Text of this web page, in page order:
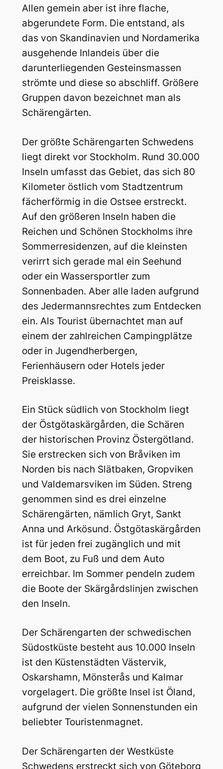
Allen gemein aber ist ihre flache,
abgerundete Form. Die entstand, als
das von Skandinavien und Nordamerika
ausgehende Inlandeis über die
darunterliegenden Gesteinsmassen
strömte und diese so abschliff. Größere
Gruppen davon bezeichnet man als
Schärengärten.
Der größte Schärengarten Schwedens
liegt direkt vor Stockholm. Rund 30.000
Inseln umfasst das Gebiet, das sich 80
Kilometer östlich vom Stadtzentrum
fächerförmig in die Ostsee erstreckt.
Auf den größeren Inseln haben die
Reichen und Schönen Stockholms ihre
Sommerresidenzen, auf die kleinsten
verirrt sich gerade mal ein Seehund
oder ein Wassersportler zum
Sonnenbaden. Aber alle laden aufgrund
des Jedermannsrechtes zum Entdecken
ein. Als Tourist übernachtet man auf
einem der zahlreichen Campingplätze
oder in Jugendherbergen,
Ferienhäusern oder Hotels jeder
Preisklasse.
Ein Stück südlich von Stockholm liegt
der Östgötaskärgården, die Schären
der historischen Provinz Östergötland.
Sie erstrecken sich von Bråviken im
Norden bis nach Slätbaken, Gropviken
und Valdemarsviken im Süden. Streng
genommen sind es drei einzelne
Schärengärten, nämlich Gryt, Sankt
Anna und Arkösund. Östgötaskärgården
ist für jeden frei zugänglich und mit
dem Boot, zu Fuß und dem Auto
erreichbar. Im Sommer pendeln zudem
die Boote der Skärgårdslinjen zwischen
den Inseln.
Der Schärengarten der schwedischen
Südostküste besteht aus 10.000 Inseln
ist den Küstenstädten Västervik,
Oskarshamn, Mönsterås und Kalmar
vorgelagert. Die größte Insel ist Öland,
aufgrund der vielen Sonnenstunden ein
beliebter Touristenmagnet.
Der Schärengarten der Westküste
Schwedens erstreckt sich von Göteborg